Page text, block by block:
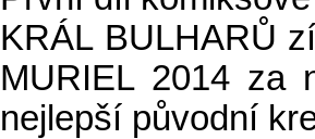
KRÁL BULHARŮ
MURIEL 2014 za
nejlepší původní